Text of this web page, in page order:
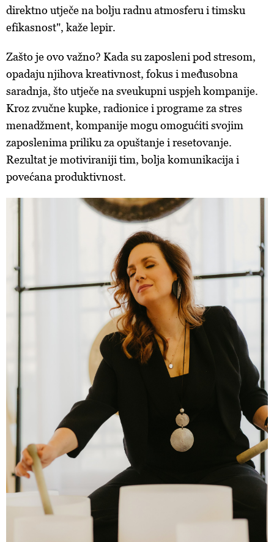
direktno utječe na bolju radnu atmosferu i timsku
efikasnost", kaže lepir.
Zašto je ovo važno? Kada su zaposleni pod stresom,
opadaju njihova kreativnost, fokus i međusobna
saradnja, što utječe na sveukupni uspjeh kompanije.
Kroz zvučne kupke, radionice i programe za stres
menadžment, kompanije mogu omogućiti svojim
zaposlenima priliku za opuštanje i resetovanje.
Rezultat je motiviraniji tim, bolja komunikacija i
povećana produktivnost.